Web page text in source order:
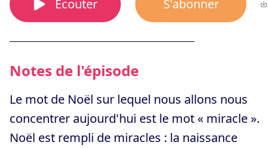
Écouter S'abonner
Notes de l'épisode
Le mot de Noël sur lequel nous allons nous
concentrer aujourd'hui est le mot « miracle ».
Noël est rempli de miracles : la naissance